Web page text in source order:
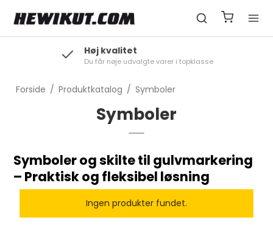
Høj kvalitet
Du får nøje udvalgte varer i topklasse
Forside / Produktkatalog / Symboler
Symboler
Symboler og skilte til gulvmarkering
– Praktisk og fleksibel løsning
Ingen produkter fundet.